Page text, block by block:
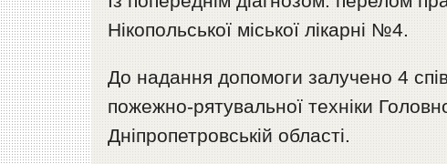
Нікопольської міської лікарні №4.
До надання допомоги залучено 4
пожежно-рятувальної техніки
Дніпропетровській області.